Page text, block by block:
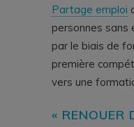
Partage emploi
personnes sans
par le biais de
première
vers une
« RENOUER